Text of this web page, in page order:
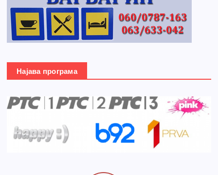
Најава програма